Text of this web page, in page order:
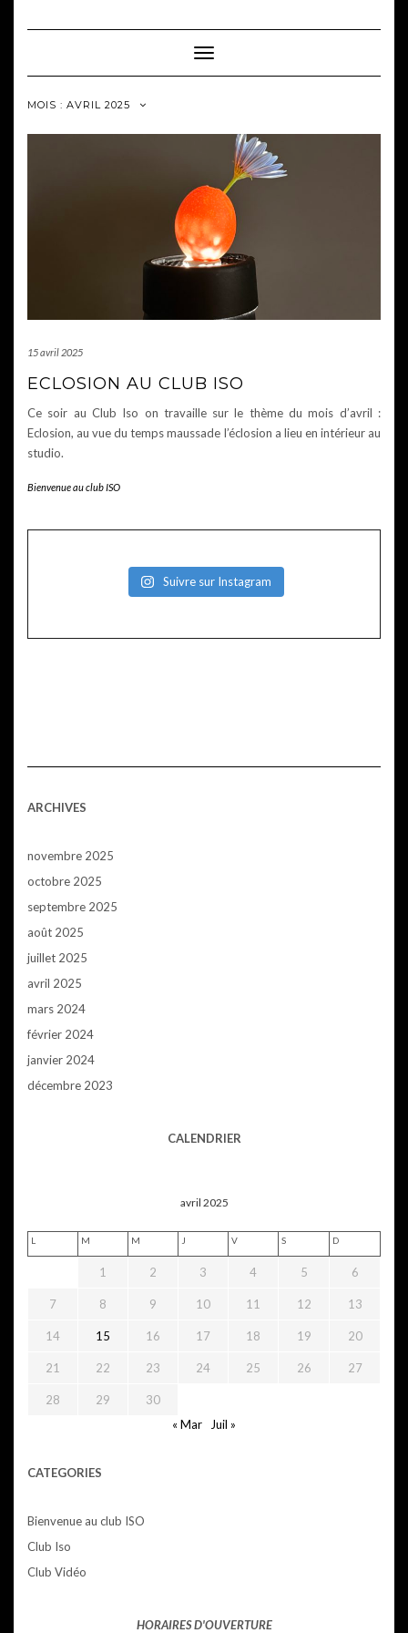
Toggle Navigation
MOIS : AVRIL 2025
15 avril 2025
ECLOSION AU CLUB ISO
Ce soir au Club Iso on travaille sur le thème du mois d’avril :
Eclosion, au vue du temps maussade l’éclosion a lieu en intérieur au
studio.
Bienvenue au club ISO
Suivre sur Instagram
ARCHIVES
novembre 2025
octobre 2025
septembre 2025
août 2025
juillet 2025
avril 2025
mars 2024
février 2024
janvier 2024
décembre 2023
CALENDRIER
avril 2025
L M M J V S D
1 2 3 4 5 6
7 8 9 10 11 12 13
14 15 16 17 18 19 20
21 22 23 24 25 26 27
28 29
30
« Mar Juil »
CATEGORIES
Bienvenue au club ISO
Club Iso
Club Vidéo
HORAIRES D'OUVERTURE